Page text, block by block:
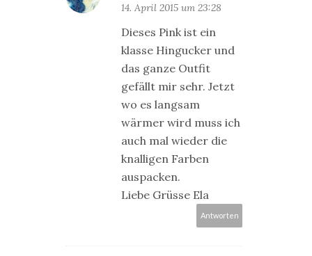
14. April 2015 um 23:28
Dieses Pink ist ein
klasse Hingucker und
das ganze Outfit
gefällt mir sehr. Jetzt
wo es langsam
wärmer wird muss ich
auch mal wieder die
knalligen Farben
auspacken.
Liebe Grüsse Ela
Antworten